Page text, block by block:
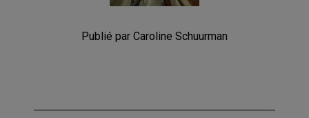
Publié par Caroline Schuurman